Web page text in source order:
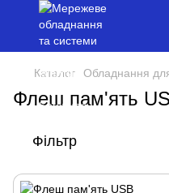
Каталог Обладнання
Флеш пам'ять
Фільтр